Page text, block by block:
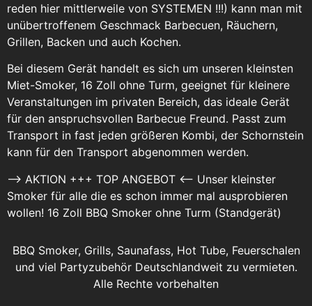
reden hier mittlerweile von SYSTEMEN !!!) kann man mit
unübertroffenem Geschmack Barbecuen, Räuchern,
Grillen, Backen und auch Kochen.
Bei diesem Gerät handelt es sich um unseren kleinsten
Miet-Smoker, 16 Zoll ohne Turm, geeignet für kleinere
Veranstaltungen im privaten Bereich, das ideale Gerät
für den anspruchsvollen Barbecue Freund. Passt zum
Transport in fast jeden größeren Kombi, der Schornstein
kann für den Transport abgenommen werden.
–> AKTION +++ TOP ANGEBOT <-- Unser kleinster
Smoker für alle die es schon immer mal ausprobieren
wollen! 16 Zoll BBQ Smoker ohne Turm (Standgerät)
BBQ Smoker, Grills, Saunafass, Hot Tube, Feuerschalen
und viel Partyzubehör Deutschlandweit zu vermieten.
Alle Rechte vorbehalten